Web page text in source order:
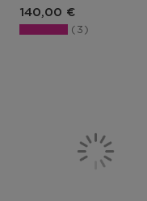
140,00 €
3